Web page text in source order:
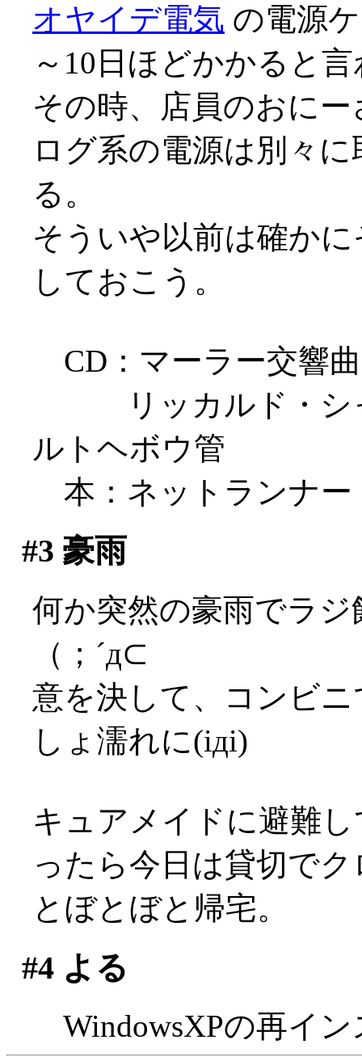
オヤイデ電気 の電源
～10日ほどかかると
その時、店員のおに
ログ系の電源は別々
る。
そういや以前は確か
しておこう。
CD：マーラー交響
リッカルド・シャ
ルトヘボウ管
本：ネットランナー
#3 豪雨
何か突然の豪雨でラ
（；´д⊂
意を決して、コンビ
しょ濡れに(iдi)
キュアメイドに避難
ったら今日は貸切で
とぼとぼと帰宅。
#4よる
WindowsXPの再イ